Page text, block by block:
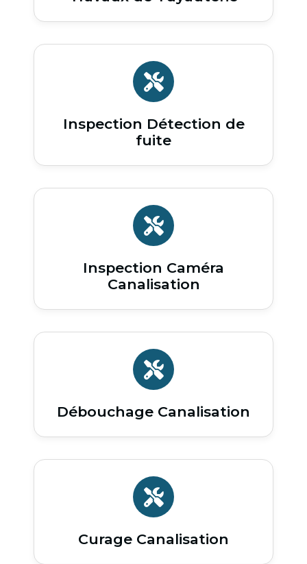
Inspection Détection de
fuite
Inspection Caméra
Canalisation
Débouchage Canalisation
Curage Canalisation